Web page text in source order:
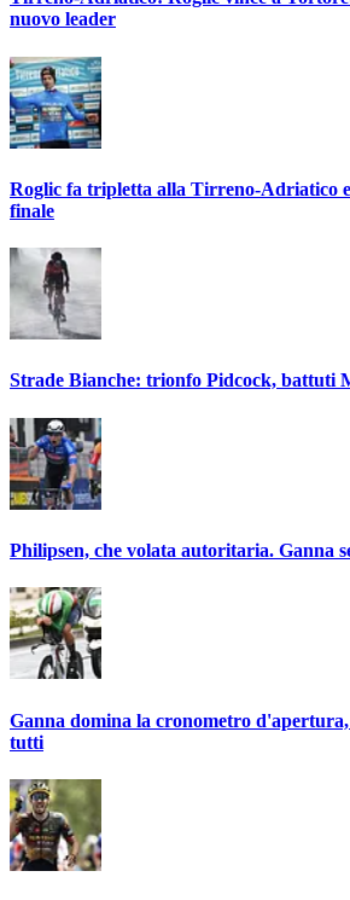
nuovo leader
Roglic fa tripletta alla Tirreno-Adriatico
finale
Strade Bianche: trionfo Pidcock, battuti
Philipsen, che volata autoritaria. Ganna
Ganna domina la cronometro
tutti